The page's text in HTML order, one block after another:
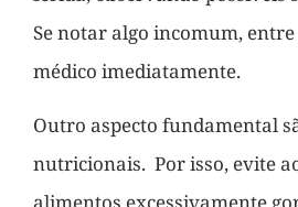
Se notar algo incomum,
médico imediatamente.
Outro aspecto fundamental
nutricionais. Por isso, evite